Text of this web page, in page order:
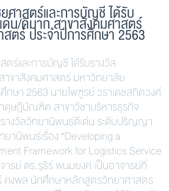
าสตร์และการบัญชี ได้รับ
น/ดีมาก สาขาสังคมศาสตร์
ตร์ ประจำปีการศึกษา 2563
และการบัญชี ได้รับรางวัล
ขาสังคมศาสตร์ มหาวิทยาลัย
กษา 2563 นายไพฑูรย์ วราเดชสถิตวงศ์
ษฎีบัณฑิต สาขาวิชาบริหารธุรกิจ
างวัลวิทยานิพนธ์ดีเด่น ระดับปริญญา
านิพนธ์เรื่อง “Developing a
Framework for Logistics Service
ารย์ ดร.รุธิร์ พนมยงค์ เป็นอาจารย์ที่
คงพล นักศึกษาหลักสูตรวิทยาศาสตร